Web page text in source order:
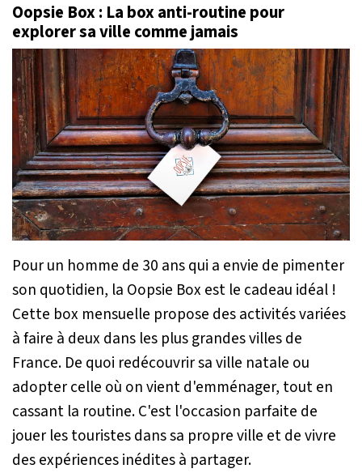
Oopsie Box : La box anti-routine pour
explorer sa ville comme jamais
Pour un homme de 30 ans qui a envie de pimenter
son quotidien, la Oopsie Box est le cadeau idéal !
Cette box mensuelle propose des activités variées
à faire à deux dans les plus grandes villes de
France. De quoi redécouvrir sa ville natale ou
adopter celle où on vient d'emménager, tout en
cassant la routine. C'est l'occasion parfaite de
jouer les touristes dans sa propre ville et de vivre
des expériences inédites à partager.